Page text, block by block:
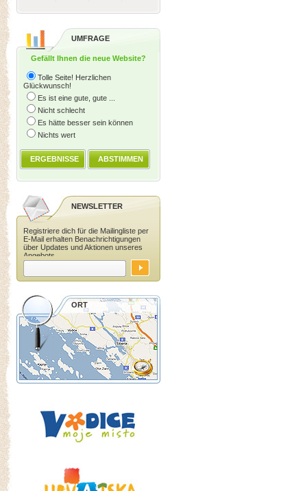
UMFRAGE
Gefällt Ihnen die neue Website?
Tolle Seite! Herzlichen
Glückwunsch!
Es ist eine gute, gute ...
Nicht schlecht
Es hätte besser sein können
Nichts wert
ERGEBNISSE ABSTIMMEN
NEWSLETTER
Registriere dich für die Mailingliste per
E-Mail erhalten Benachrichtigungen
über Updates und Aktionen unseres
Angebots.
ORT